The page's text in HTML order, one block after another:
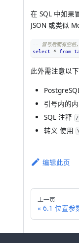
在 SQL 中如果
JSON 或类似
-- 冒号后面有空格
select
* from
此外需注意以下
引号内的
SQL 注释
转义 使用
编辑此页
上一页
6.1 位置参